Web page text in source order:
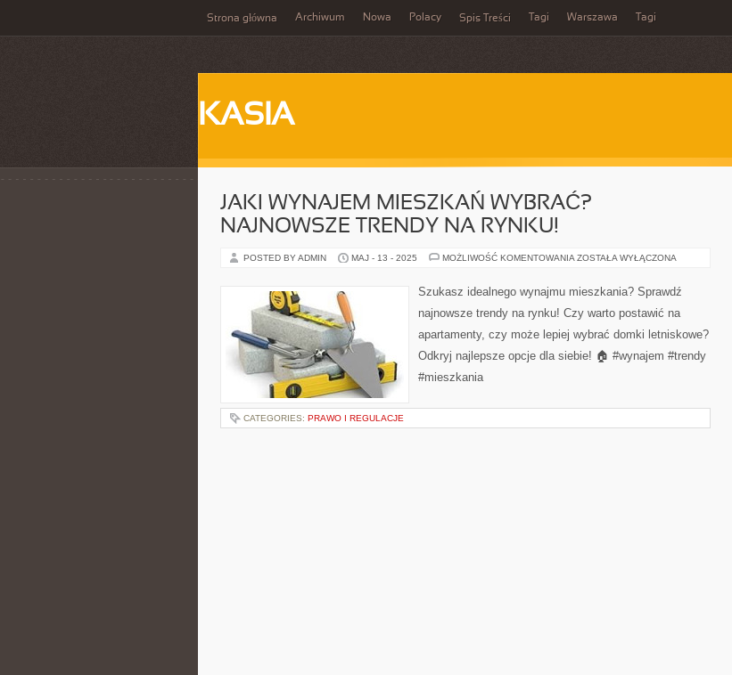
Strona główna Archiwum Nowa Polacy Spis Treści Tagi Warszawa Tagi
KASIA
JAKI WYNAJEM MIESZKAŃ WYBRAĆ?
NAJNOWSZE TRENDY NA RYNKU!
POSTED BY ADMIN MAJ - 13 - 2025 MOŻLIWOŚĆ KOMENTOWANIA JAKI
WYBRAĆ?
NAJNOWSZE
NA
ZOSTAŁA WYŁĄCZONA
Szukasz idealnego wynajmu mieszkania? Sprawdź
najnowsze trendy na rynku! Czy warto postawić na
apartamenty, czy może lepiej wybrać domki letniskowe?
Odkryj najlepsze opcje dla siebie! 🏠 #wynajem #trendy
#mieszkania
CATEGORIES: PRAWO I REGULACJE